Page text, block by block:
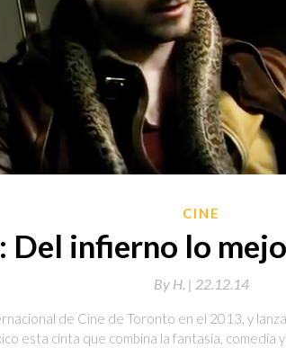
CINE
Del infierno lo
By H. | 22.12.14
de Cine de Toronto en el 2013, y
esta cinta que combina la fantasía, comedia